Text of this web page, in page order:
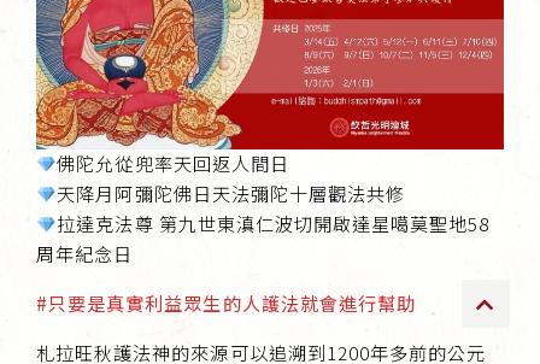
尊貴上師珍寶開示
巴麥欽哲珍寶開示
前行開示文集
媒體影音集
佛陀允從兜率天回返人間日
天降月阿彌陀佛日天法彌陀十層觀法共修
拉達克法尊 第九世東滇仁波切開啟達星噶莫聖地58
周年紀念日
#只要是真實利益眾生的人護法就會進行幫助
札拉旺秋護法神的來源可以追溯到1200年多前的公元